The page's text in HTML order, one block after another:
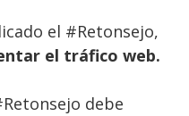
el #Retonsejo,
el tráfico web.
debe